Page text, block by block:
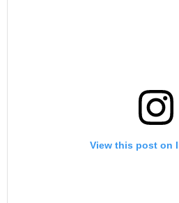
View this post on